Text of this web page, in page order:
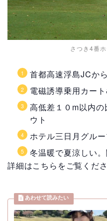
さつき4番
首都高速浮島JCか
電磁誘導乗用カー
高低差１０m以内
ウト
ホテル三日月グル
冬温暖で夏涼しい
詳細はこちらをご覧くださ